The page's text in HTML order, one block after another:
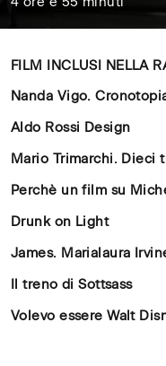
FILM INCLUSI NELLA
Nanda Vigo.
Aldo Rossi Design
Mario Trimarchi. Dieci
Perchè un film su
Drunk on Light
James. Marialaura
Il treno di Sottsass
Volevo essere Walt